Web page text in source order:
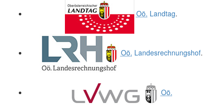
Oö. Landtag.
Oö. Landesrechnungshof.
Oö.